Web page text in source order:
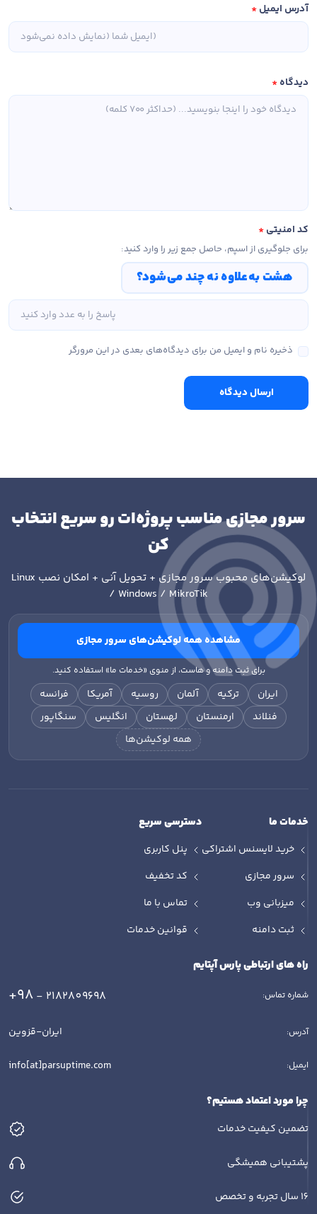
آدرس ایمیل*
دیدگاه*
کد امنیتی*
برای جلوگیری از اسپم، حاصل جمع زیر را وارد کنید:
هشت به‌علاوه نه چند می‌شود؟
ذخیره نام و ایمیل من برای دیدگاه‌های بعدی در این مرورگر
ارسال دیدگاه
سرور مجازی مناسب پروژه‌ات رو سریع انتخاب
کن
لوکیشن‌های محبوب سرور مجازی + تحویل آنی + امکان نصب Linux
/ Windows / MikroTik
مشاهده همه لوکیشن‌های سرور مجازی
برای ثبت دامنه و هاست، از منوی «خدمات ما» استفاده کنید.
ایران ترکیه آلمان روسیه آمریکا
فرانسه
فنلاند
ارمنستان لهستان انگلیس
سنگاپور
همه لوکیشن‌ها
خدمات ما
خرید لایسنس اشتراکی
سرور مجازی
میزبانی وب
ثبت دامنه
دسترسی سریع
پنل کاربری
کد تخفیف
تماس با ما
قوانین خدمات
راه های ارتباطی پارس آپتایم
شماره تماس: +98 - 2182809698
آدرس: ایران-قزوین
ایمیل: info[at]parsuptime.com
چرا مورد اعتماد هستیم؟
تضمین کیفیت خدمات
پشتیبانی همیشگی
16 سال تجربه و تخصص